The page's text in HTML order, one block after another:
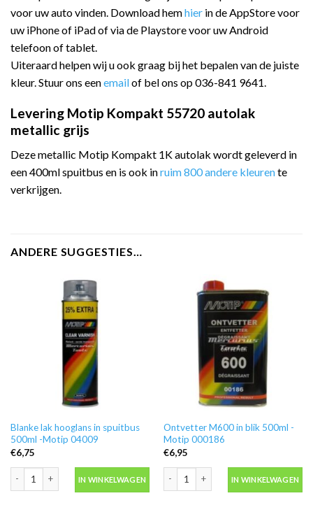
voor uw auto vinden. Download hemhier in de AppStore voor
uw iPhone of iPad of via de Playstore voor uw Android
telefoon of tablet.
Uiteraard helpen wij u ook graag bij het bepalen van de juiste
kleur. Stuur ons eenemailof bel ons op 036-841 9641.
Levering Motip Kompakt 55720 autolak
metallic grijs
Deze metallic Motip Kompakt 1K autolak wordt geleverd in
een 400ml spuitbus en is ook inruim 800 andere kleurente
verkrijgen.
ANDERE SUGGESTIES…
Blanke lak hooglans in spuitbus
500ml -Motip 04009
€6,75
IN WINKELWAGEN
Ontvetter M600 in blik 500ml -
Motip 000186
€6,95
IN WINKELWAGEN